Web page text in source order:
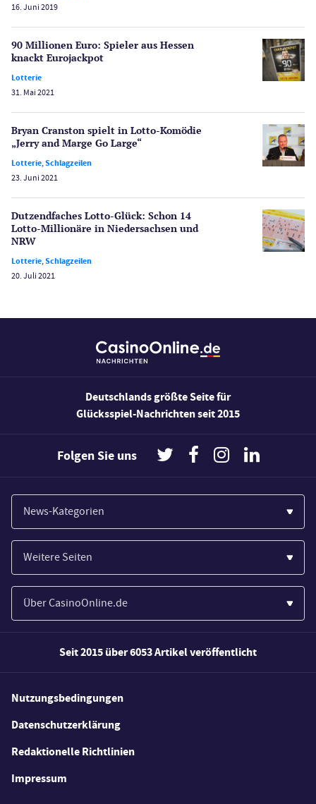
Poker
Schlagzeilen
Spiele
Spielerschutz
Sport
Wetten
Wirtschaft
Merkur Casinos
Casino Testberichte
Bonus Ohne Einzahlung
Slot Freispiele
16. Juni 2019
90 Millionen Euro: Spieler aus Hessen
knackt Eurojackpot
Lotterie
31. Mai 2021
Bryan Cranston spielt in Lotto-Komödie
„Jerry and Marge Go Large“
Lotterie,Schlagzeilen
23. Juni 2021
Dutzendfaches Lotto-Glück: Schon 14
Lotto-Millionäre in Niedersachsen und
NRW
Lotterie,Schlagzeilen
20. Juli 2021
Deutschlands größte Seite für
Glücksspiel-Nachrichten seit 2015
Folgen Sie uns
News-Kategorien
Casinos
Wirtschaft
Spiele
Weitere Seiten
Paypal Casinos
Novoline Casinos
Merkur Casinos
Casino Testberichte
Casino Bonus Angebote
Kostenlose Spiele
Über CasinoOnline.de
Wie wir bewerten
FAQs
Seit 2015 über 6053 Artikel veröffentlicht
Nutzungsbedingungen
Datenschutzerklärung
Redaktionelle Richtlinien
Impressum